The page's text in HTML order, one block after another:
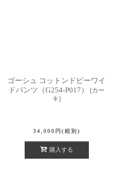
ゴーシュ コットンドビーワイ
ドパンツ（G254-P017）
[カー
キ]
34,000 円 (税別)
購入する